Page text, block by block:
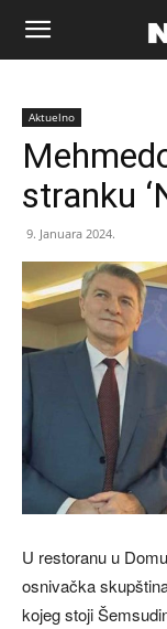
Naša
riječ
Aktuelno
stranku
9. Januara 2024.
U restoranu u
osnivačka
kojeg stoji